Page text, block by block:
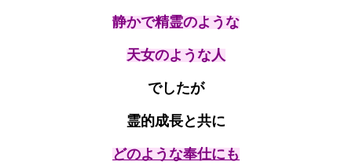
静かで精霊のような
天女のような人
でしたが
霊的成長と共に
どのような奉仕にも